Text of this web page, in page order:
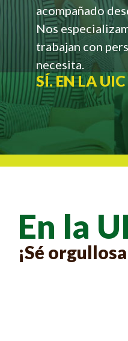
acompañado
Nos
trabajan con
necesita.
SÍ. EN LA
En la
¡Sé